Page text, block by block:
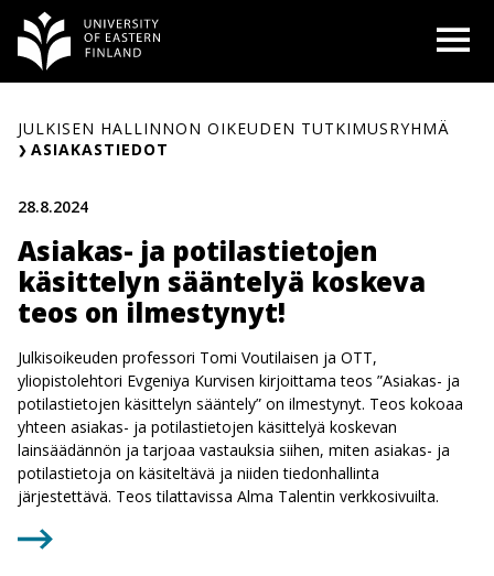
Siirry
sisältöön
JULKISEN HALLINNON OIKEUDEN TUTKIMUSRYHMÄ
ASIAKASTIEDOT
28.8.2024
Asiakas- ja potilastietojen
käsittelyn sääntelyä koskeva
teos on ilmestynyt!
Julkisoikeuden professori Tomi Voutilaisen ja OTT,
yliopistolehtori Evgeniya Kurvisen kirjoittama teos ”Asiakas- ja
potilastietojen käsittelyn sääntely” on ilmestynyt. Teos kokoaa
yhteen asiakas- ja potilastietojen käsittelyä koskevan
lainsäädännön ja tarjoaa vastauksia siihen, miten asiakas- ja
potilastietoja on käsiteltävä ja niiden tiedonhallinta
järjestettävä. Teos tilattavissa Alma Talentin verkkosivuilta.